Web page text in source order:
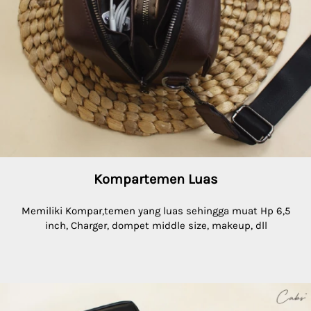
Kompartemen Luas
inch, Charger, dompet middle size, makeup, dll